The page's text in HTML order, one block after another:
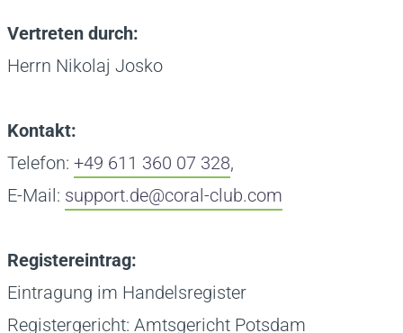
Vertreten durch:
Herrn Nikolaj Josko
Kontakt:
Telefon: +49 611 360 07 328,
E-Mail: support.de@coral-club.com
Registereintrag:
Eintragung im Handelsregister
Registergericht: Amtsgericht Potsdam